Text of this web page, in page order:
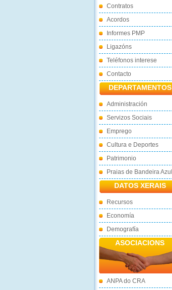
Contratos
Acordos
Informes PMP
Ligazóns
Teléfonos interese
Contacto
DEPARTAMENTOS
Administración
Servizos Sociais
Emprego
Cultura e Deportes
Patrimonio
Praias de Bandeira Azul
DATOS XERAIS
Recursos
Economía
Demografía
ASOCIACIONS
ANPA do CRA